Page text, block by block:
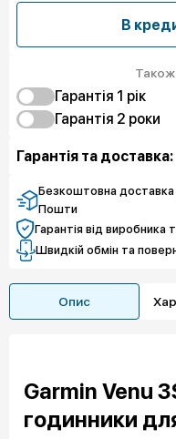
Гарантія 1 рiк
Захист від
Гарантія 2 роки
Чистий спокій
Гарантія та доставка:
Безкоштовна доставка
Пошти
Гарантія від виробника
Швидкій обмін та
Опис
Garmin Venu
годинники